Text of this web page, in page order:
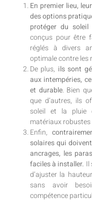
En premier lieu,
des options
protéger du
conçus pour être
réglés à divers
optimale contre les
De plus, ils sont
aux intempéries,
et durable. Bien
que d’autres, ils
soleil et la pluie
matériaux
Enfin,
solaires qui
ancrages, les
faciles à installer. Il
d’ajuster la
sans avoir
compétence